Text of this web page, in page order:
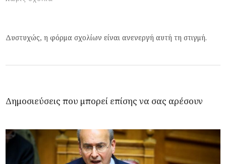
Δυστυχώς, η φόρμα σχολίων είναι ανενεργή αυτή τη στιγμή.
Δημοσιεύσεις που μπορεί επίσης να σας αρέσουν